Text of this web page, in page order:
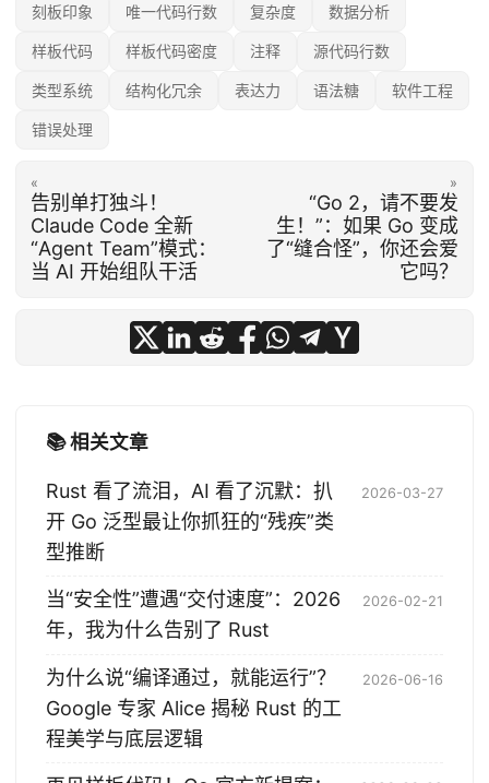
刻板印象 唯一代码行数 复杂度 数据分析
样板代码 样板代码密度 注释 源代码行数
类型系统 结构化冗余 表达力 语法糖 软件工程
错误处理
«
告别单打独斗！
Claude Code 全新
“Agent Team”模式：
当 AI 开始组队干活
»
“Go 2，请不要发
生！”：如果 Go 变成
了“缝合怪”，你还会爱
它吗？
📚 相关文章
Rust 看了流泪，AI 看了沉默：扒
开 Go 泛型最让你抓狂的“残疾”类
型推断
2026-03-27
当“安全性”遭遇“交付速度”：2026
年，我为什么告别了 Rust
2026-02-21
为什么说“编译通过，就能运行”？
Google 专家 Alice 揭秘 Rust 的工
程美学与底层逻辑
2026-06-16